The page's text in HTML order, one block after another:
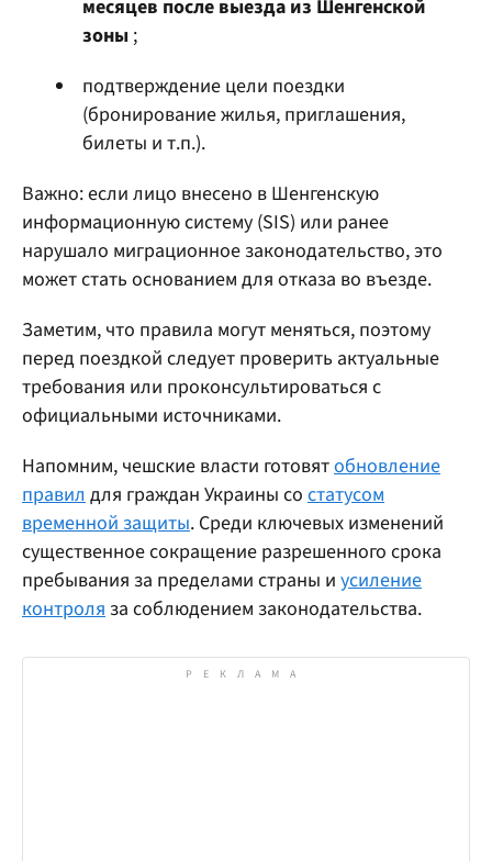
месяцев после выезда из Шенгенской
зоны ;
подтверждение цели поездки
(бронирование жилья, приглашения,
билеты и т.п.).
Важно: если лицо внесено в Шенгенскую
информационную систему (SIS) или ранее
нарушало миграционное законодательство, это
может стать основанием для отказа во въезде.
Заметим, что правила могут меняться, поэтому
перед поездкой следует проверить актуальные
требования или проконсультироваться с
официальными источниками.
Напомним, чешские власти готовятобновление
правилдля граждан Украины со статусом
временной защиты. Среди ключевых изменений
существенное сокращение разрешенного срока
пребывания за пределами страны и усиление
контроля за соблюдением законодательства.